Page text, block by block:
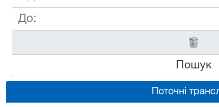
Пошук
Поточні